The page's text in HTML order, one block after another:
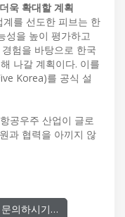
욱 확대할 계획
를 선도한 피브는 한
성을 높이 평가하고
험을 바탕으로 한국
나갈 계획이다. 이를
Korea)를 공식 설
공우주 산업이 글로
과 협력을 아끼지 않
의하시기…